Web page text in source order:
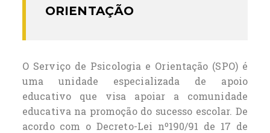
ORIENTAÇÃO
O Serviço de Psicologia e Orientação (SPO) é
uma unidade especializada de apoio
educativo que visa apoiar a comunidade
educativa na promoção do sucesso escolar. De
acordo com o Decreto-Lei nº190/91 de 17 de